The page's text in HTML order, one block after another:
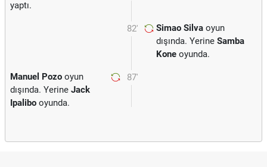
yaptı.
82' Simao Silva oyun
dışında. Yerine Samba
Kone oyunda.
87'
Manuel Pozo oyun
dışında. Yerine Jack
Ipalibo oyunda.